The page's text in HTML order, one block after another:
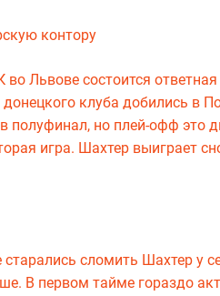
контору
Львове состоится
клуба добились в
полуфинал, но плей-офф это
игра. Шахтер выиграет
сломить Шахтер у
В первом тайме гораздо